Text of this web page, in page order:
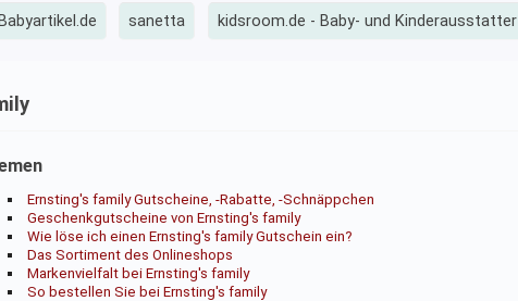
Babyartikel.de sanetta kidsroom.de - Baby- und Kinderausstatter
Ernsting's family Gutscheine, -Rabatte, -Schnäppchen
Geschenkgutscheine von Ernsting's family
Wie löse ich einen Ernsting's family Gutschein ein?
Das Sortiment des Onlineshops
Markenvielfalt bei Ernsting's family
So bestellen Sie bei Ernsting's family